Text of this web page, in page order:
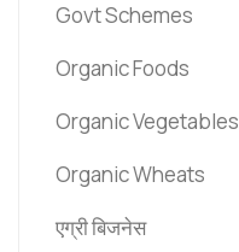
Govt Schemes
Organic Foods
Organic Vegetables
Organic Wheats
एग्री बिजनेस